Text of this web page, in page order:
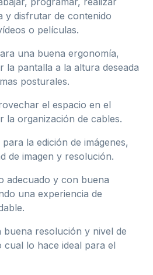
y disfrutar de contenido
o películas.
una buena ergonomía,
la pantalla a la altura deseada
posturales.
el espacio en el
la organización de cables.
la edición de imágenes,
de imagen y resolución.
adecuado y con buena
una experiencia de
buena resolución y nivel de
cual lo hace ideal para el